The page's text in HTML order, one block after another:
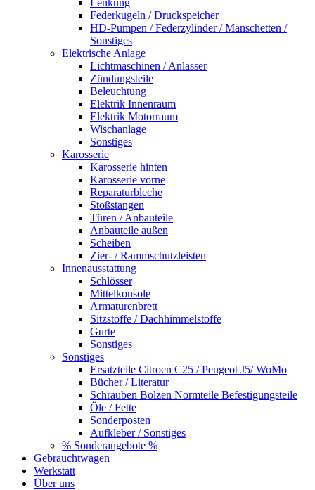
Federkugeln / Druckspeicher
HD-Pumpen / Federzylinder / Manschetten /
Sonstiges
Elektrische Anlage
Lichtmaschinen / Anlasser
Zündungsteile
Beleuchtung
Elektrik Innenraum
Elektrik Motorraum
Wischanlage
Sonstiges
Karosserie
Karosserie hinten
Karosserie vorne
Reparaturbleche
Stoßstangen
Türen / Anbauteile
Anbauteile außen
Scheiben
Zier- / Rammschutzleisten
Innenausstattung
Schlösser
Mittelkonsole
Armaturenbrett
Sitzstoffe / Dachhimmelstoffe
Gurte
Sonstiges
Sonstiges
Ersatzteile Citroen C25 / Peugeot J5/ WoMo
Bücher / Literatur
Schrauben Bolzen Normteile Befestigungsteile
Öle / Fette
Sonderposten
Aufkleber / Sonstiges
% Sonderangebote %
Gebrauchtwagen
Werkstatt
Über uns